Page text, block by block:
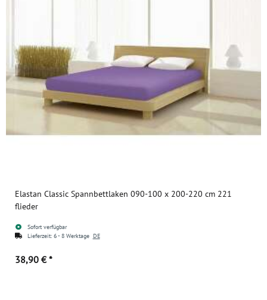
Elastan Classic Spannbettlaken 090-100 x 200-220 cm 221
flieder
Sofort verfügbar
Lieferzeit: 6 - 8 Werktage DE
38,90 € *